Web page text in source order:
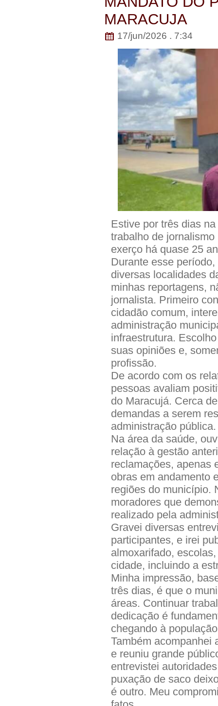
MARACUJA
17/jun/2026 . 7:34
Estive por três dias
trabalho de
exerço há quase 25
Durante esse
diversas localidades
minhas reportagens,
jornalista. Primeiro
cidadão comum,
administração
infraestrutura.
suas opiniões e,
profissão.
De acordo com os
pessoas avaliam
do Maracujá. Cerca
demandas a serem
administração pública.
Na área da saúde,
relação à gestão
reclamações, apenas
obras em andamento
regiões do município.
moradores que
realizado pela
Gravei diversas
participantes, e irei
almoxarifado,
cidade, incluindo a
Minha impressão,
três dias, é que o
áreas. Continuar
dedicação é
chegando à
Também acompanhei
e reuniu grande
entrevistei
puxação de saco
é outro. Meu